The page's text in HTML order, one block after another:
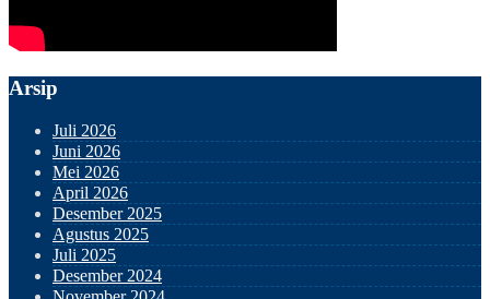
Arsip
Juli 2026
Juni 2026
Mei 2026
April 2026
Desember 2025
Agustus 2025
Juli 2025
Desember 2024